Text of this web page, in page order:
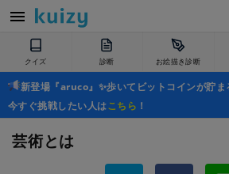
クイズ 診断 お絵描き診断
新登場『aruco』✨歩いてビットコインが貯ま
今すぐ挑戦したい人はこちら ！
芸術とは